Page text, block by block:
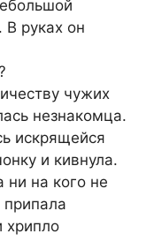
В руках он
чужих
незнакомца.
искрящейся
и кивнула.
ни на кого не
припала
хрипло